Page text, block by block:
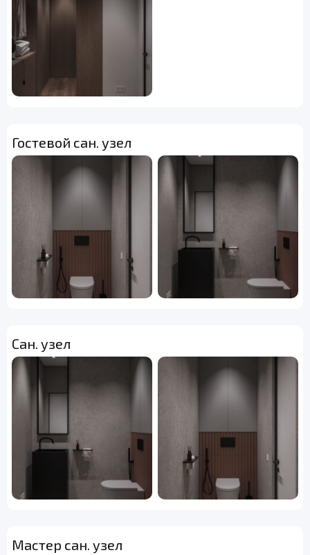
Гостевой сан. узел
Сан. узел
Мастер сан. узел